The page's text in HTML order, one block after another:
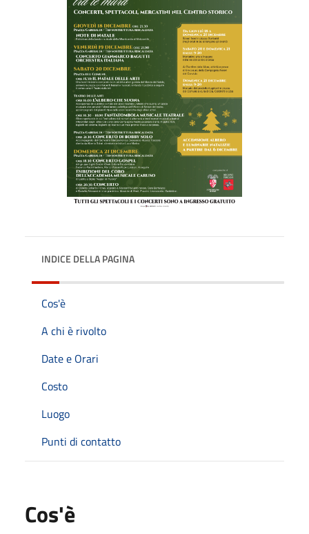
INDICE DELLA PAGINA
Cos'è
A chi è rivolto
Date e Orari
Costo
Luogo
Punti di contatto
Cos'è